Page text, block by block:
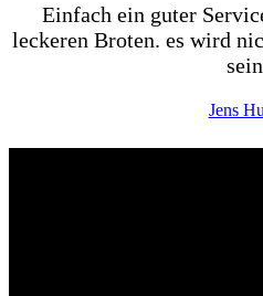
Einfach ein guter
leckeren Broten. es wird
Jens